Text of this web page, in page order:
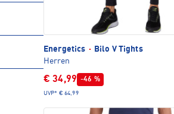
Energetics ·
Bilo V Tights
Herren
€ 34,99 -46 %
UVP* € 64,99